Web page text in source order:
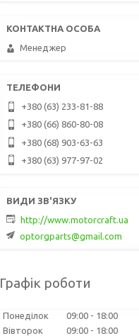
Менеджер
+380 (63) 233-81-88
+380 (66) 860-80-08
+380 (68) 903-63-63
+380 (63) 977-97-02
http://www.motorcraft.ua
optorgparts@gmail.com
Графік роботи
Понеділок 09:00
18:00
Вівторок
09:00
18:00